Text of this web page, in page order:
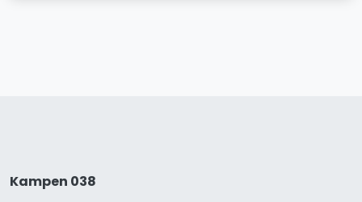
Kampen 038